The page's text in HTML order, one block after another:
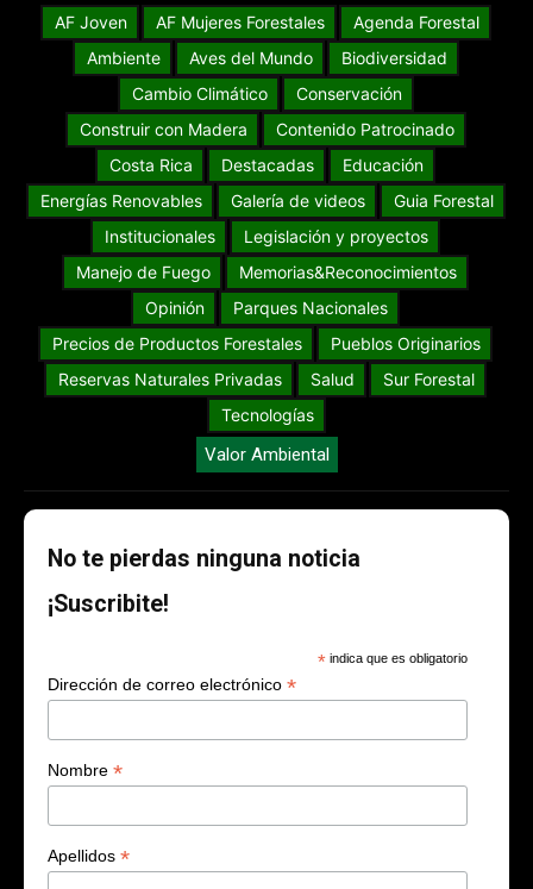
AF Joven AF Mujeres Forestales
Agenda Forestal
Ambiente
Aves del Mundo
Biodiversidad
Cambio Climático
Conservación
Construir con Madera
Contenido Patrocinado
Costa Rica
Destacadas
Educación
Energías Renovables
Galería de videos
Guia Forestal
Institucionales
Legislación y proyectos
Manejo de Fuego
Memorias&Reconocimientos
Opinión
Parques Nacionales
Precios de Productos Forestales
Pueblos Originarios
Reservas Naturales Privadas
Salud
Sur Forestal
Tecnologías
Valor Ambiental
No te pierdas ninguna noticia
¡Suscribite!
* indica que es obligatorio
Dirección de correo electrónico *
Nombre *
Apellidos *